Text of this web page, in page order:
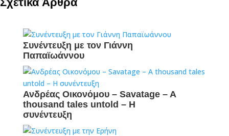
Συνέντευξη με τον Γιάννη
Παπαϊωάννου
Ανδρέας Οικονόμου – Savatage – A
thousand tales untold – H
συνέντευξη